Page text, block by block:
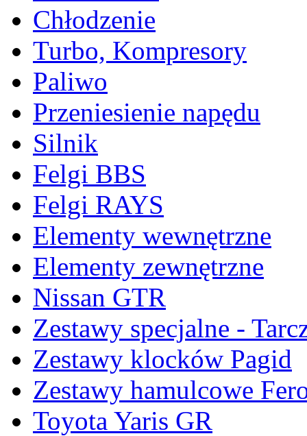
Chłodzenie
Turbo, Kompresory
Paliwo
Przeniesienie napędu
Silnik
Felgi BBS
Felgi RAYS
Elementy wewnętrzne
Elementy zewnętrzne
Nissan GTR
Zestawy specjalne -
Zestawy klocków Pagid
Zestawy hamulcowe
Toyota Yaris GR